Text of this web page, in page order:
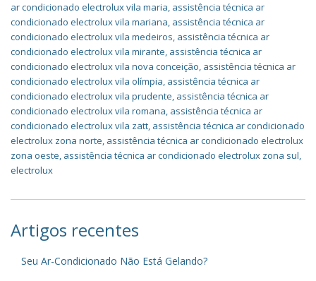
ar condicionado electrolux vila maria, assistência técnica ar
condicionado electrolux vila mariana, assistência técnica ar
condicionado electrolux vila medeiros, assistência técnica ar
condicionado electrolux vila mirante, assistência técnica ar
condicionado electrolux vila nova conceição, assistência técnica ar
condicionado electrolux vila olímpia, assistência técnica ar
condicionado electrolux vila prudente, assistência técnica ar
condicionado electrolux vila romana, assistência técnica ar
condicionado electrolux vila zatt, assistência técnica ar condicionado
electrolux zona norte, assistência técnica ar condicionado electrolux
zona oeste, assistência técnica ar condicionado electrolux zona sul,
electrolux
Artigos recentes
Seu Ar-Condicionado Não Está Gelando?